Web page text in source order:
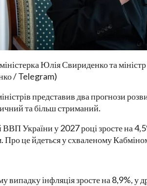
Юлія Свириденко та
/ Telegram)
представив два прогнози
та більш стриманий.
України у 2027 році зросте на
Про це йдеться у схваленому
випадку інфляція зросте на 8,9%, у